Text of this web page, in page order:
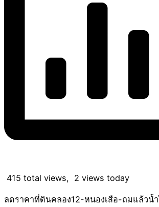
415 total views, 2 views today
ลดราคาที่ดินคลอง12-หนองเสือ-ถมแล้วน้